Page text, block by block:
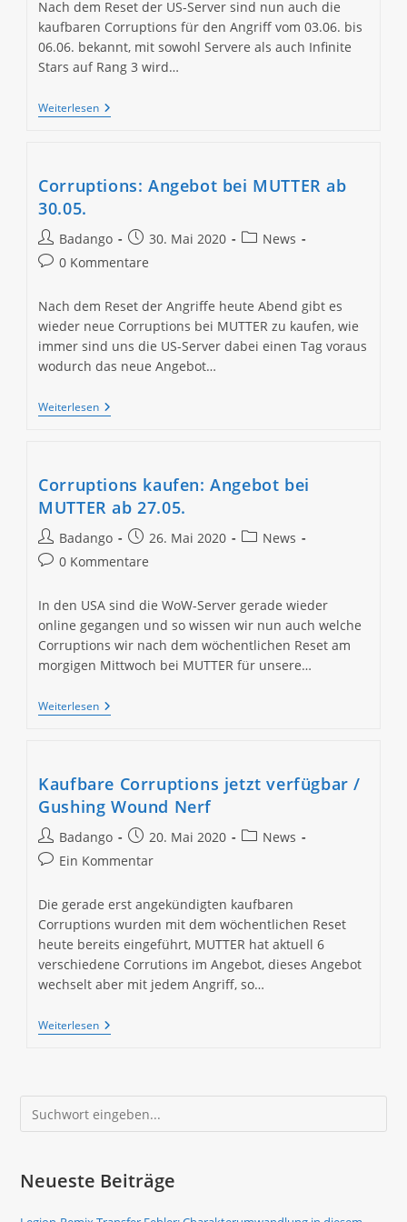
Nach dem Reset der US-Server sind nun auch die
kaufbaren Corruptions für den Angriff vom 03.06. bis
06.06. bekannt, mit sowohl Servere als auch Infinite
Stars auf Rang 3 wird…
WeiterlesenCorruptions:
Angebot
03.06.
Corruptions: Angebot bei MUTTER ab
30.05.
Beitrags-
Autor:
Badango
Beitrag
veröffentlicht:
30. Mai 2020
Beitrags-
News
Beitrags-
0 Kommentare
Nach dem Reset der Angriffe heute Abend gibt es
wieder neue Corruptions bei MUTTER zu kaufen, wie
immer sind uns die US-Server dabei einen Tag voraus
wodurch das neue Angebot…
WeiterlesenCorruptions:
Angebot
30.05.
Corruptions kaufen: Angebot bei
MUTTER ab 27.05.
Beitrags-
Autor:
Badango
Beitrag
veröffentlicht:
26. Mai 2020
Beitrags-
News
Beitrags-
0 Kommentare
In den USA sind die WoW-Server gerade wieder
online gegangen und so wissen wir nun auch welche
Corruptions wir nach dem wöchentlichen Reset am
morgigen Mittwoch bei MUTTER für unsere…
WeiterlesenCorruptions
Kaufen:
Ab
27.05.
Kaufbare Corruptions jetzt verfügbar /
Gushing Wound Nerf
Beitrags-
Autor:
Badango
Beitrag
veröffentlicht:
20. Mai 2020
Beitrags-
News
Beitrags-
Ein Kommentar
Die gerade erst angekündigten kaufbaren
Corruptions wurden mit dem wöchentlichen Reset
heute bereits eingeführt, MUTTER hat aktuell 6
verschiedene Corrutions im Angebot, dieses Angebot
wechselt aber mit jedem Angriff, so…
WeiterlesenKaufbare
Corruptions
Gushing
Wound
Nerf
Suchen
Neueste Beiträge